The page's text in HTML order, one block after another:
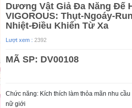
Dương Vật Giả Đa Năng Đế
VIGOROUS: Thụt-Ngoáy-
Nhiệt-Điều Khiển Từ Xa
Lượt xem : 2392
MÃ SP: DV00108
Chức năng: Kích thích làm thỏa mãn nhu cầu
nữ giới